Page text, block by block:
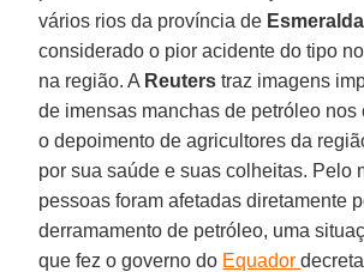
vários rios da província de
considerado o pior acidente do tipo
na região. A Reuters traz imagens
de imensas manchas de petróleo nos
o depoimento de agricultores da
por sua saúde e suas colheitas. Pelo
pessoas foram afetadas diretamente
derramamento de petróleo, uma
que fez o governo do Equador